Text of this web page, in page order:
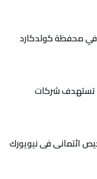
محفظة كولدكارد
تستهدف شركات